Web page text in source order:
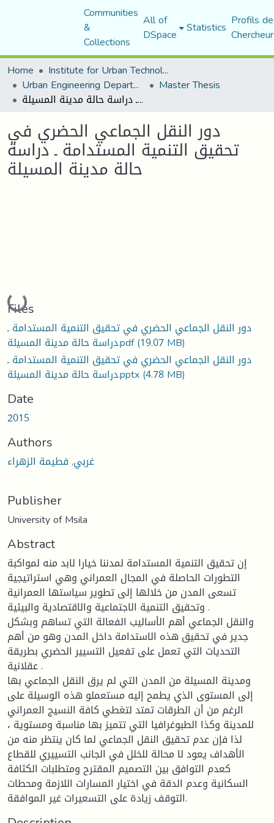
Communities
&
Collections
All of
DSpace Statistics Profils
Home
Institute for Urban Technology Management
Urban Engineering Department Master Thesis
دور النقل الجماعي الحضري في تحقيق التنمية المستدامة ـ دراسة حالة مدينة المسيلة
دور النقل الجماعي الحضري في
تحقيق التنمية المستدامة ـ دراسة
حالة مدينة المسيلة
Loading...
Files
دور النقل الجماعي الحضري في تحقيق التنمية المستدامة ـ
دراسة حالة مدينة المسيلة.pdf(19.07 MB)
دور النقل الجماعي الحضري في تحقيق التنمية المستدامة ـ
دراسة حالة مدينة المسيلة.pptx(4.78 MB)
Date
2015
Authors
غربي, فطيمة الزهراء
Publisher
University of Msila
Abstract
إن تحقيق التنمية المستدامة لمدننا خيارا لابد منه لمواكبة
التطورات الحاصلة في المجال العمراني وهي استراتيجية
تسعى المدن من خلالها إلى تطوير سياستها العمرانية
وتحقيق التنمية الاجتماعية والاقتصادية والبيئية .
والنقل الجماعي أهم الأساليب الفعالة التي تساهم وبشكل
جدير في تحقيق هذه الاستدامة داخل المدن وهو من أهم
التحديات التي تعمل على تفعيل التسيير الحضري بطريقة
عقلانية .
ومدينة المسيلة من المدن التي لم يرق النقل الجماعي بها
إلى المستوى الذي يطمح إليه مستعملو هذه الوسيلة على
الرغم من أن الطرقات تمتد لتغطي كافة النسيج العمراني
للمدينة وكذا الطبوغرافيا التي تتميز بها مناسبة ومستوية ،
لذا فإن عدم تحقيق النقل الجماعي لما كان ينتظر منه من
الأهداف يعود لا محالة للخلل في الجانب التسييري للقطاع
كعدم التوافق بين التصميم المقترح ومتطلبات الكثافة
السكانية وعدم الدقة في اختيار المسارات اللازمة ومحطات
التوقف زيادة على التسعيرات غير الموافقة.